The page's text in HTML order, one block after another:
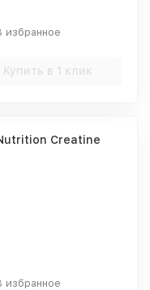
избранное
Купить в 1 клик
Creatine
избранное